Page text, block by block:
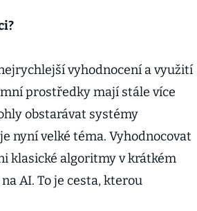
vyhodnocení a využití
prostředky mají stále více
obstarávat systémy
nyní velké téma. Vyhodnocovat
klasické algoritmy v krátkém
AI. To je cesta, kterou